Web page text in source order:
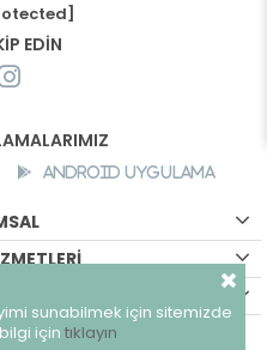
EDİN
Android Uygulama
hakları saklıdır.
sunabilmek için sitemizde
için tıklayın